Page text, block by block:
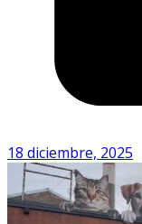
18 diciembre, 2025